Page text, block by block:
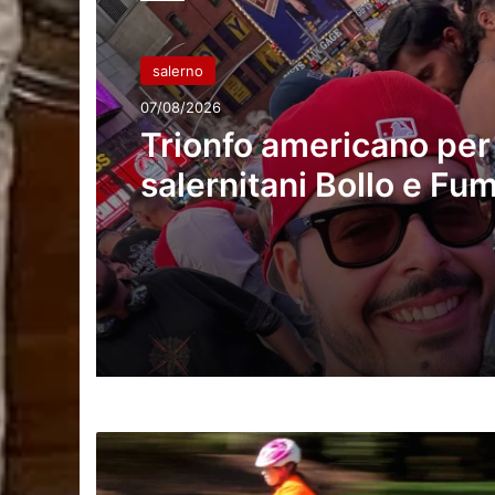
salerno
07/08/2026
Trionfo americano
salernitani Bollo e
bachata italiana
New York e San
Osservazioni
Fiab